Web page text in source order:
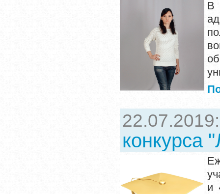
В
конкурса
и